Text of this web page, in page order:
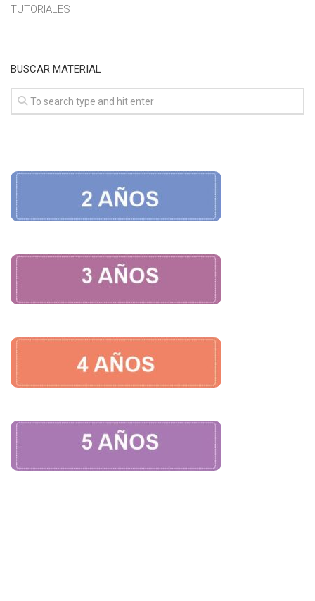
TUTORIALES
BUSCAR MATERIAL